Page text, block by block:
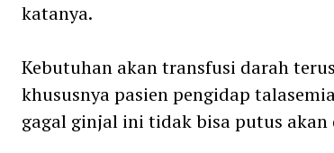
katanya.
Kebutuhan akan transfusi darah
khususnya pasien pengidap
gagal ginjal ini tidak bisa putus akan